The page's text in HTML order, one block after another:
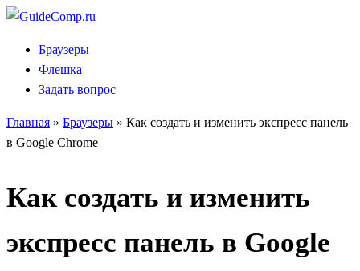
Перейти
содержанию
Браузеры
Флешка
Задать вопрос
Главная » Браузеры » Как создать и изменить экспресс панель
в Google Chrome
Как создать и изменить
экспресс панель в Google